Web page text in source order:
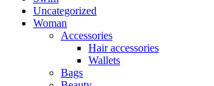
Uncategorized
Woman
Accessories
Hair accessories
Wallets
Bags